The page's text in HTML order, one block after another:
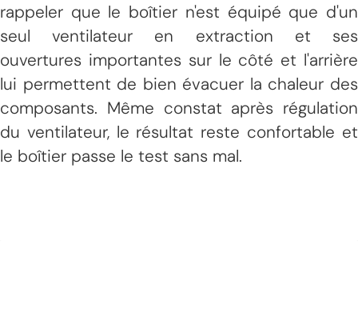
rappeler que le boîtier n'est équipé que d'un
seul ventilateur en extraction et ses
ouvertures importantes sur le côté et l'arrière
lui permettent de bien évacuer la chaleur des
composants. Même constat après régulation
du ventilateur, le résultat reste confortable et
le boîtier passe le test sans mal.